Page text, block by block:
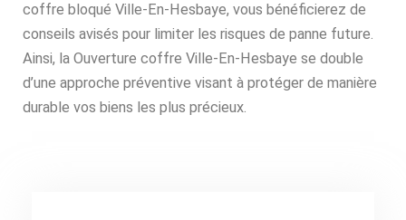
coffre bloqué Ville-En-Hesbaye, vous bénéficierez de
conseils avisés pour limiter les risques de panne future.
Ainsi, la Ouverture coffre Ville-En-Hesbaye se double
d’une approche préventive visant à protéger de manière
durable vos biens les plus précieux.